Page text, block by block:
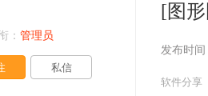
›
[图形
发布时间
软件分享
： 管理员
私信